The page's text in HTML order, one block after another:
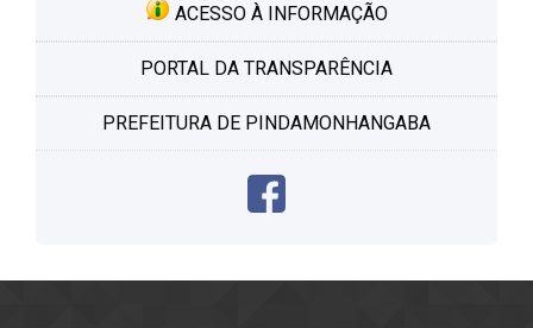
ACESSO À INFORMAÇÃO
PORTAL DA TRANSPARÊNCIA
PREFEITURA DE PINDAMONHANGABA